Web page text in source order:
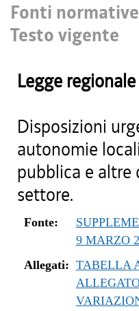
Fonti
Testo vigente
Legge regionale
Disposizioni
autonomie
pubblica e altre
settore.
Fonte:
9 MARZO
Allegati: TABELLA